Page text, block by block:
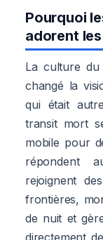
Pourquoi
adorent
La culture du
changé la
qui était
transit mort
mobile pour
répondent
rejoignent
frontières,
de nuit et
directement